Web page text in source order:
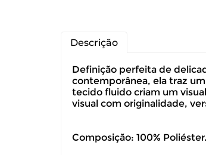
Descrição
Definição perfeita de
contemporânea, ela traz
tecido fluido criam um
visual com originalidade,
Composição: 100% Poliéster.